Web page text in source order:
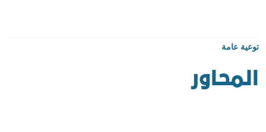
توعية عامة
المحاور